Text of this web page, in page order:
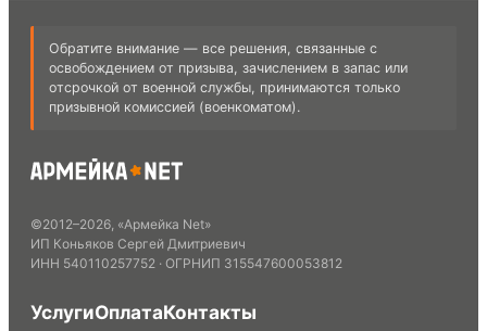
Обратите внимание — все решения, связанные с
освобождением от призыва, зачислением в запас или
отсрочкой от военной службы, принимаются только
призывной комиссией (военкоматом).
©2012–2026, «Армейка Net»
ИП Коньяков Сергей Дмитриевич
ИНН 540110257752 · ОГРНИП 315547600053812
УслугиОплатаКонтакты